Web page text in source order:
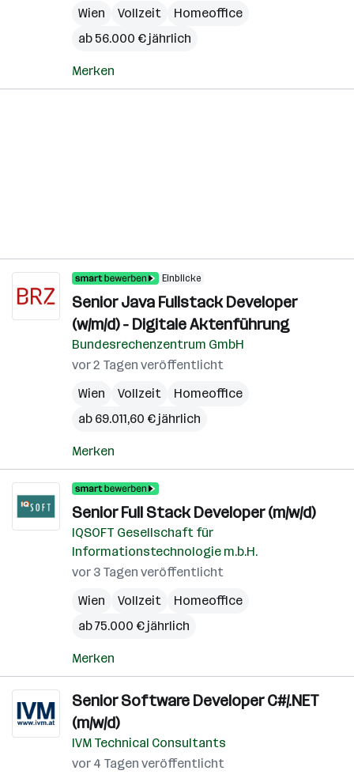
Wien Vollzeit
Homeoffice
ab 56.000 € jährlich
Merken
Einblicke
Senior Java Fullstack Developer
(w/m/d) - Digitale Aktenführung
Bundesrechenzentrum GmbH
vor 2 Tagen veröffentlicht
Wien
Vollzeit
Homeoffice
ab 69.011,60 € jährlich
Merken
Senior Full Stack Developer (m/w/d)
IQSOFT Gesellschaft für
Informationstechnologie m.b.H.
vor 3 Tagen veröffentlicht
Wien
Vollzeit
Homeoffice
ab 75.000 € jährlich
Merken
Senior Software Developer C#/.NET
(m/w/d)
IVM Technical Consultants
vor 4 Tagen veröffentlicht